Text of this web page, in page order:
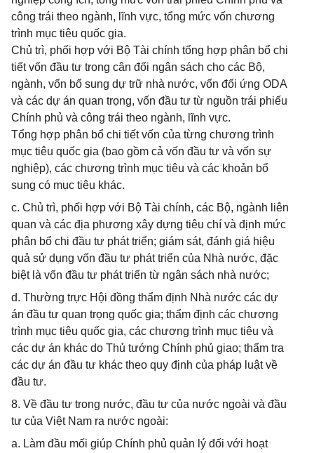
công trái theo ngành, lĩnh vực, tổng mức vốn chương
trình mục tiêu quốc gia.
Chủ trì, phối hợp với Bộ Tài chính tổng hợp phân bổ chi
tiết vốn đầu tư trong cân đối ngân sách cho các Bộ,
ngành, vốn bổ sung dự trữ nhà nước, vốn đối ứng ODA
và các dự án quan trọng, vốn đầu tư từ nguồn trái phiếu
Chính phủ và công trái theo ngành, lĩnh vực.
Tổng hợp phân bổ chi tiết vốn của từng chương trình
mục tiêu quốc gia (bao gồm cả vốn đầu tư và vốn sự
nghiệp), các chương trình mục tiêu và các khoản bổ
sung có mục tiêu khác.
c. Chủ trì, phối hợp với Bộ Tài chính, các Bộ, ngành liên
quan và các địa phương xây dựng tiêu chí và định mức
phân bổ chi đầu tư phát triển; giám sát, đánh giá hiệu
quả sử dụng vốn đầu tư phát triển của Nhà nước, đặc
biệt là vốn đầu tư phát triển từ ngân sách nhà nước;
d. Thường trực Hội đồng thẩm định Nhà nước các dự
án đầu tư quan trọng quốc gia; thẩm định các chương
trình mục tiêu quốc gia, các chương trình mục tiêu và
các dự án khác do Thủ tướng Chính phủ giao; thẩm tra
các dự án đầu tư khác theo quy định của pháp luật về
đầu tư.
8. Về đầu tư trong nước, đầu tư của nước ngoài và đầu
tư của Việt Nam ra nước ngoài:
a. Làm đầu mối giúp Chính phủ quản lý đối với hoạt